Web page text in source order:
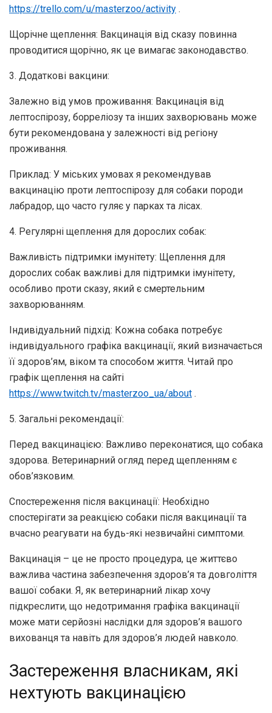
https://trello.com/u/masterzoo/activity .
Щорічне щеплення: Вакцинація від сказу повинна
проводитися щорічно, як це вимагає законодавство.
3. Додаткові вакцини:
Залежно від умов проживання: Вакцинація від
лептоспірозу, борреліозу та інших захворювань може
бути рекомендована у залежності від регіону
проживання.
Приклад: У міських умовах я рекомендував
вакцинацію проти лептоспірозу для собаки породи
лабрадор, що часто гуляє у парках та лісах.
4. Регулярні щеплення для дорослих собак:
Важливість підтримки імунітету: Щеплення для
дорослих собак важливі для підтримки імунітету,
особливо проти сказу, який є смертельним
захворюванням.
Індивідуальний підхід: Кожна собака потребує
індивідуального графіка вакцинації, який визначається
її здоров’ям, віком та способом життя. Читай про
графік щеплення на сайті
https://www.twitch.tv/masterzoo_ua/about .
5. Загальні рекомендації:
Перед вакцинацією: Важливо переконатися, що собака
здорова. Ветеринарний огляд перед щепленням є
обов’язковим.
Спостереження після вакцинації: Необхідно
спостерігати за реакцією собаки після вакцинації та
вчасно реагувати на будь-які незвичайні симптоми.
Вакцинація – це не просто процедура, це життєво
важлива частина забезпечення здоров’я та довголіття
вашої собаки. Я, як ветеринарний лікар хочу
підкреслити, що недотримання графіка вакцинації
може мати серйозні наслідки для здоров’я вашого
вихованця та навіть для здоров’я людей навколо.
Застереження власникам, які
нехтують вакцинацією